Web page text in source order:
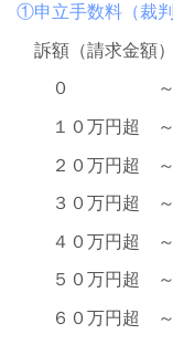
①申立手数料（裁
訴額（請求金額
０ ～ １
１０万円超
２０万円超
３０万円超
４０万円超
５０万円超
６０万円超